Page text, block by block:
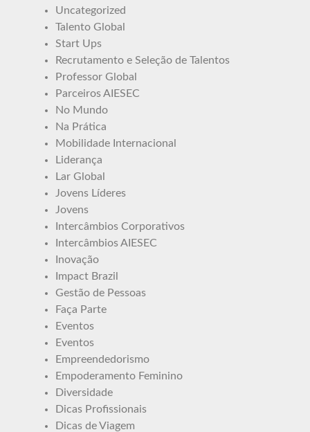
Uncategorized
Talento Global
Start Ups
Recrutamento e Seleção de Talentos
Professor Global
Parceiros AIESEC
No Mundo
Na Prática
Mobilidade Internacional
Liderança
Lar Global
Jovens Líderes
Jovens
Intercâmbios Corporativos
Intercâmbios AIESEC
Inovação
Impact Brazil
Gestão de Pessoas
Faça Parte
Eventos
Eventos
Empreendedorismo
Empoderamento Feminino
Diversidade
Dicas Profissionais
Dicas de Viagem